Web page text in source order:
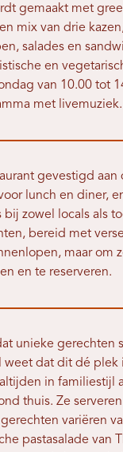
gemaakt met
mix van drie
salades en
en
van 10.00 tot
met livemuziek.
gevestigd
lunch en diner,
zowel locals als
bereid met
maar om
en te reserveren.
unieke gerechten
dat dit dé plek
in familiestijl
thuis. Ze
variëren
pastasalade van